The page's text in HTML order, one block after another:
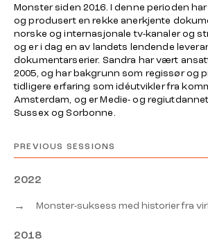
Monster siden 2016. I denne perioden
og produsert en rekke anerkjente
norske og internasjonale tv-kanaler og
og er i dag en av landets lendende
dokumentarserier. Sandra har vært
2005, og har bakgrunn som regissør og
tidligere erfaring som idéutvikler fra
Amsterdam, og er Medie- og
Sussex og Sorbonne.
PREVIOUS SESSIONS
2022
→ Monster-suksess med historier fra
2018